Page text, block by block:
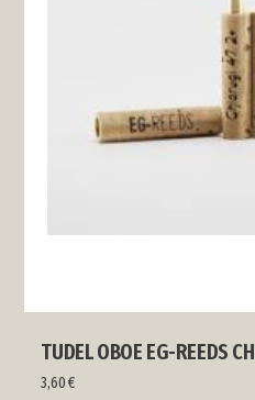
TUDEL OBOE EG-REEDS
3,60€